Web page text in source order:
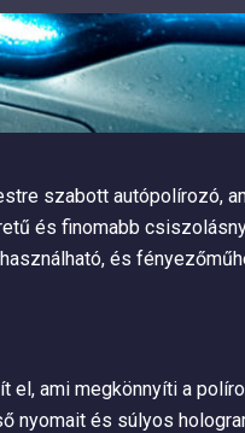
szabott autópolírozó,
és finomabb
és
el, ami megkönnyíti a
nyomait és súlyos